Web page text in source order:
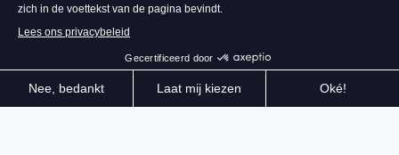
©2026 – Nacon | NACON™ is een
geregistreerd handelsmerk. Alle rechten